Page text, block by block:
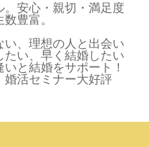
安心・親切・満足度
豊富。
、理想の人と出会い
い、早く結婚したい
と結婚をサポート！
婚活セミナー大好評